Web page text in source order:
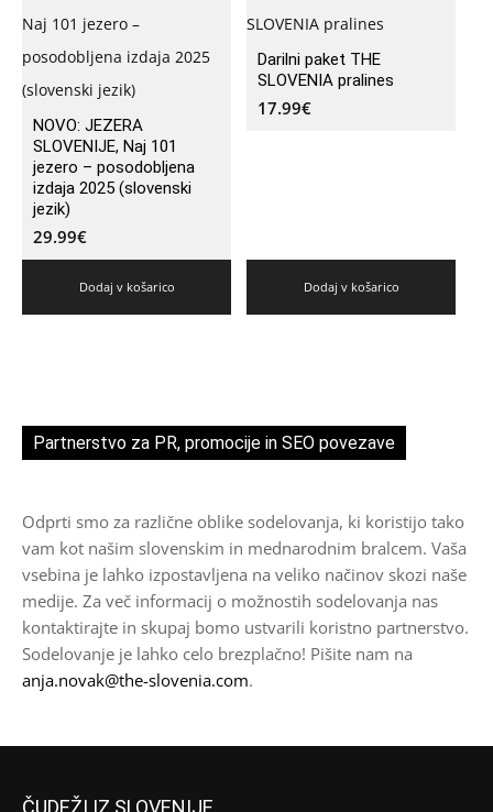
NOVO: JEZERA
SLOVENIJE, Naj 101
jezero – posodobljena
izdaja 2025 (slovenski
jezik)
29.99€
Dodaj v košarico
Darilni paket THE
SLOVENIA pralines
17.99€
Dodaj v košarico
Partnerstvo za PR, promocije in SEO povezave
Odprti smo za različne oblike sodelovanja, ki koristijo tako
vam kot našim slovenskim in mednarodnim bralcem. Vaša
vsebina je lahko izpostavljena na veliko načinov skozi naše
medije. Za več informacij o možnostih sodelovanja nas
kontaktirajte in skupaj bomo ustvarili koristno partnerstvo.
Sodelovanje je lahko celo brezplačno! Pišite nam na
anja.novak@the-slovenia.com.
ČUDEŽI IZ SLOVENIJE